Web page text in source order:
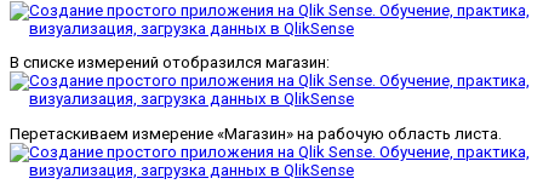
В списке измерений отобразился магазин:
Перетаскиваем измерение «Магазин» на рабочую область листа.